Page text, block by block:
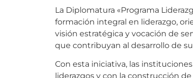
La Diplomatura «Programa
formación integral en liderazgo,
visión estratégica y vocación de
que contribuyan al desarrollo de
Con esta iniciativa, las
liderazgos y con la construcción